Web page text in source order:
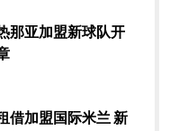
那亚加盟新球队开
借加盟国际米兰 新